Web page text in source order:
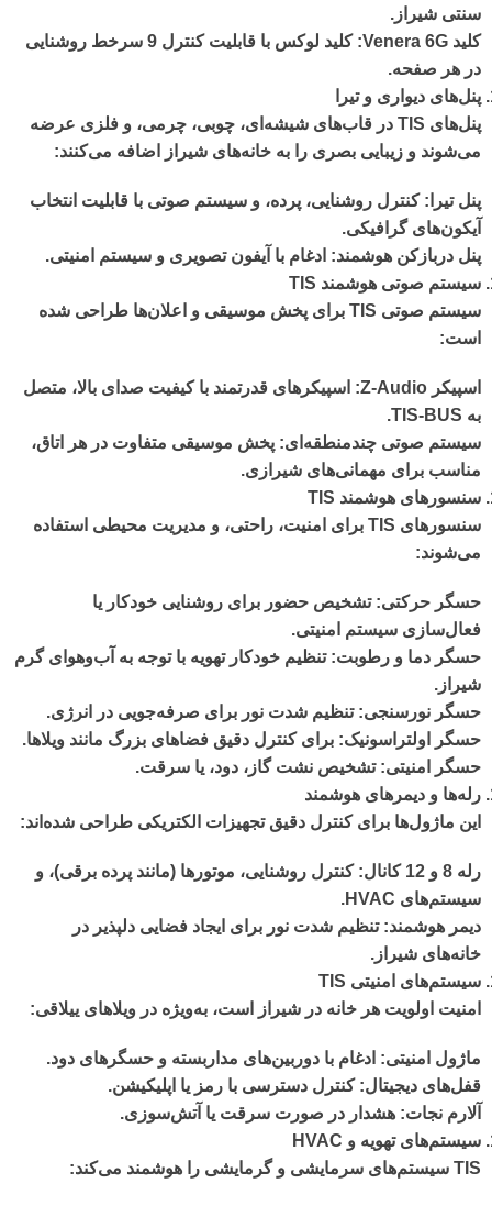
سنتی شیراز.
کلید
: کلید لوکس با قابلیت کنترل 9 سرخط روشنایی
در هر صفحه.
پنل‌های دیواری و تیرا
پنل‌های TIS در قاب‌های شیشه‌ای، چوبی، چرمی، و فلزی عرضه
می‌شوند و زیبایی بصری را به خانه‌های شیراز اضافه می‌کنند:
پنل تیرا : کنترل روشنایی، پرده، و سیستم صوتی با قابلیت انتخاب
آیکون‌های گرافیکی.
پنل دربازکن هوشمند: ادغام با آیفون تصویری و سیستم امنیتی.
سیستم صوتی هوشمند
سیستم صوتی TIS برای پخش موسیقی و اعلان‌ها طراحی شده
است:
اسپیکر
: اسپیکرهای قدرتمند با کیفیت صدای بالا، متصل
به TIS-BUS.
سیستم صوتی چندمنطقه‌ای: پخش موسیقی متفاوت در هر اتاق،
مناسب برای مهمانی‌های شیرازی.
سنسورهای هوشمند
سنسورهای TIS برای امنیت، راحتی، و مدیریت محیطی استفاده
می‌شوند:
حسگر حرکتی: تشخیص حضور برای روشنایی خودکار یا
فعال‌سازی سیستم امنیتی.
حسگر دما و رطوبت: تنظیم خودکار تهویه با توجه به آب‌وهوای گرم
شیراز.
حسگر نورسنجی: تنظیم شدت نور برای صرفه‌جویی در انرژی.
حسگر اولتراسونیک: برای کنترل دقیق فضاهای بزرگ مانند ویلاها.
حسگر امنیتی: تشخیص نشت گاز، دود، یا سرقت.
رله‌ها و دیمرهای هوشمند
این ماژول‌ها برای کنترل دقیق تجهیزات الکتریکی طراحی شده‌اند:
رله 8 و 12 کانال
: کنترل روشنایی، موتورها (مانند پرده برقی)، و
سیستم‌های HVAC.
دیمر هوشمند: تنظیم شدت نور برای ایجاد فضایی دلپذیر در
خانه‌های شیراز.
سیستم‌های امنیتی
امنیت اولویت هر خانه در شیراز است، به‌ویژه در ویلاهای ییلاقی:
ماژول امنیتی: ادغام با دوربین‌های مداربسته و حسگرهای دود.
قفل‌های دیجیتال: کنترل دسترسی با رمز یا اپلیکیشن.
آلارم نجات: هشدار در صورت سرقت یا آتش‌سوزی.
سیستم‌های تهویه و
TIS سیستم‌های سرمایشی و گرمایشی را هوشمند می‌کند: